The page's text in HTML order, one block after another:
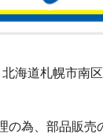
海道札幌市南区
の為、部品販売